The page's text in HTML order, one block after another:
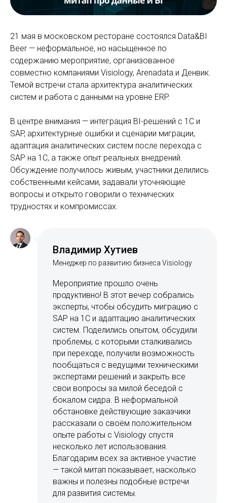
21 мая в московском ресторане состоялся Data&BI
Beer — неформальное, но насыщенное по
содержанию мероприятие, организованное
совместно компаниями Visiology, Arenadata и Денвик.
Темой встречи стала архитектура аналитических
систем и работа с данными на уровне ERP.
В центре внимания — интеграция BI-решений с 1С и
SAP, архитектурные ошибки и сценарии миграции,
адаптация аналитических систем после перехода с
SAP на 1С, а также опыт реальных внедрений.
Обсуждение получилось живым, участники делились
собственными кейсами, задавали уточняющие
вопросы и открыто говорили о технических
трудностях и компромиссах.
Владимир Хутиев
Менеджер по развитию бизнеса Visiology
Мероприятие прошло очень
продуктивно! В этот вечер собрались
эксперты, чтобы обсудить миграцию с
SAP на 1С и адаптацию аналитических
систем. Поделились опытом, обсудили
проблемы, с которыми сталкивались
при переходе, получили возможность
пообщаться с ведущими техническими
экспертами решений и закрыть все
свои вопросы за милой беседой с
бокалом сидра. В неформальной
обстановке действующие заказчики
рассказали о своём положительном
опыте работы с Visiology спустя
несколько лет использования.
Благодарим всех за активное участие
— такой митап показывает, насколько
важны и полезны подобные встречи
для развития системы.